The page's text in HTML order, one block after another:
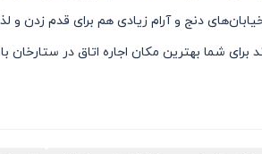
دنج و آرام زیادی هم برای قدم زدن
شما بهترین مکان اجاره اتاق در ستارخان